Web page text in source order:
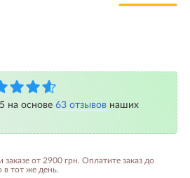
на основе 63 отзывов наших
заказе от 2900 грн. Оплатите заказ до
в тот же день.